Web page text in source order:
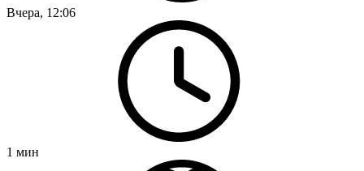
Вчера, 12:06
1 мин